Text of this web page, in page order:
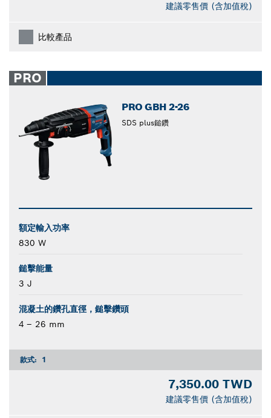
建議零售價 (含加值稅)
比較產品
PRO
PRO GBH 2-26
SDS plus鎚鑽
額定輸入功率
830 W
鎚擊能量
3 J
混凝土的鑽孔直徑，鎚擊鑽頭
4 – 26 mm
款式: 1
7,350.00 TWD
建議零售價 (含加值稅)